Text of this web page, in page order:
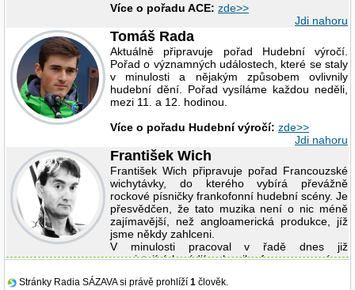
Více o pořadu ACE: zde>>
Jdi nahoru
Tomáš Rada
Aktuálně připravuje pořad Hudební výročí.
Pořad o významných událostech, které se staly
v minulosti a nějakým způsobem ovlivnily
hudební dění. Pořad vysíláme každou neděli,
mezi 11. a 12. hodinou.
Více o pořadu Hudební výročí: zde>>
Jdi nahoru
František Wich
František Wich připravuje pořad Francouzské
wichytávky, do kterého vybírá převážně
rockové písničky frankofonní hudební scény. Je
přesvědčen, že tato muzika není o nic méně
zajímavější, než angloamerická produkce, jíž
jsme někdy zahlceni.
V minulosti pracoval v řadě dnes již
neexistujících rádií a k mikrofonu se vrací po
- jako bokovku - dvoudílnou Rock/Pop
Stránky Radia SÁZAVA si právě prohlíží 1 člověk.